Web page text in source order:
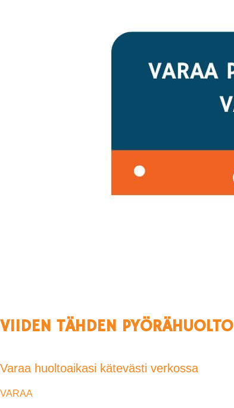
VIIDEN TÄHDEN PYÖRÄHUOLTO
Varaa huoltoaikasi kätevästi verkossa
VARAA